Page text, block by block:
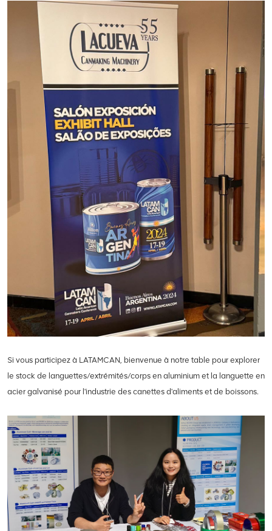
Si vous participez à LATAMCAN, bienvenue à notre table pour explorer
le stock de languettes/extrémités/corps en aluminium et la languette en
acier galvanisé pour l'industrie des canettes d'aliments et de boissons.